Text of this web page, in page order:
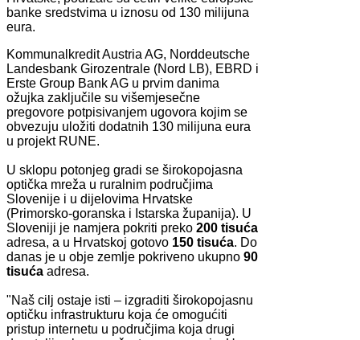
banke sredstvima u iznosu od 130 milijuna
eura.
Kommunalkredit Austria AG, Norddeutsche
Landesbank Girozentrale (Nord LB), EBRD i
Erste Group Bank AG u prvim danima
ožujka zaključile su višemjesečne
pregovore potpisivanjem ugovora kojim se
obvezuju uložiti dodatnih 130 milijuna eura
u projekt RUNE.
U sklopu potonjeg gradi se širokopojasna
optička mreža u ruralnim područjima
Slovenije i u dijelovima Hrvatske
(Primorsko-goranska i Istarska županija). U
Sloveniji je namjera pokriti preko 200 tisuća
adresa, a u Hrvatskoj gotovo 150 tisuća. Do
danas je u obje zemlje pokriveno ukupno 90
tisuća adresa.
"Naš cilj ostaje isti – izgraditi širokopojasnu
optičku infrastrukturu koja će omogućiti
pristup internetu u područjima koja drugi